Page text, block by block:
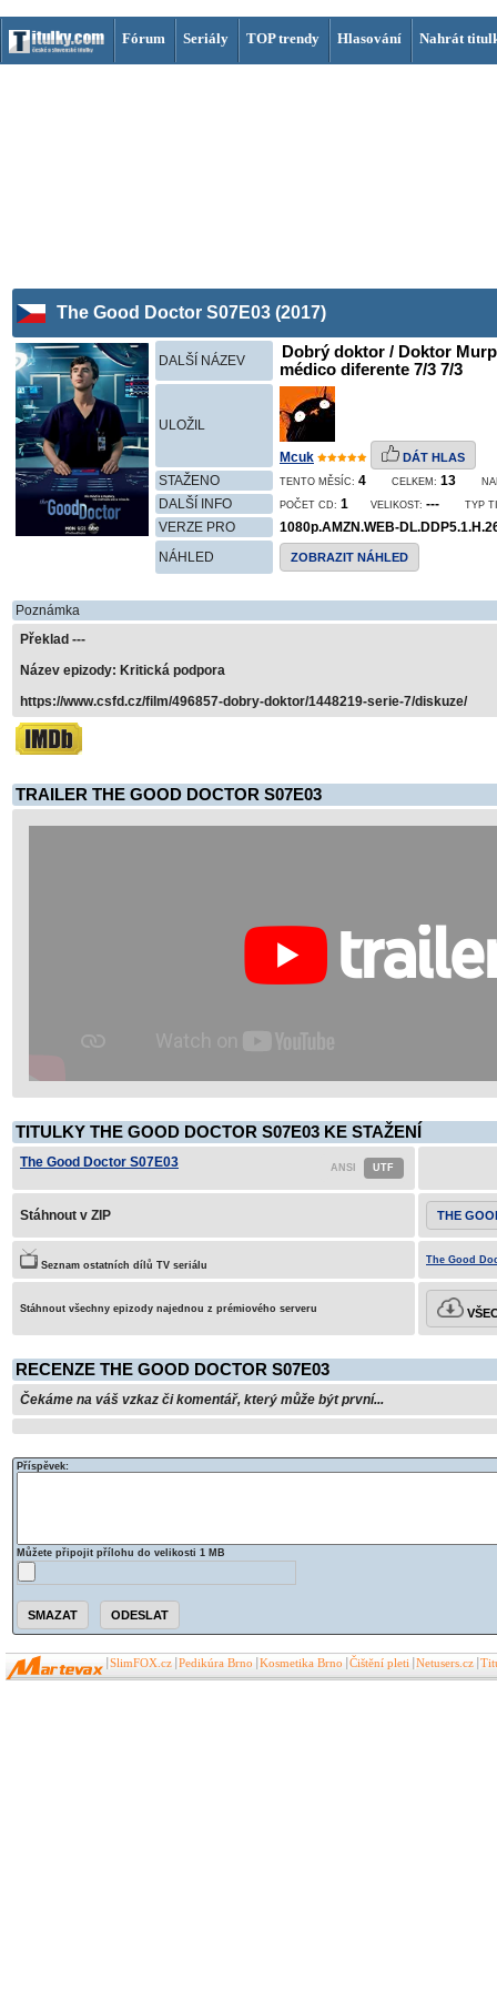
Fórum Seriály TOP trendy Hlasování Nahrát
The Good Doctor S07E03 (2017)
DALŠÍ NÁZEV
Dobrý doktor / Doktor
médico diferente 7/3 7/3
ULOŽIL
Mcuk DÁT HLAS
STAŽENO TENTO MĚSÍC: 4 CELKEM: 13
DALŠÍ INFO POČET CD: 1 VELIKOST: --- TYP
VERZE PRO
1080p.AMZN.WEB-
NÁHLED
ZOBRAZIT NÁHLED
Poznámka
Překlad ---
Název epizody: Kritická podpora
https://www.csfd.cz/film/496857-dobry-doktor/1448219-serie-7/diskuze/
TRAILER THE GOOD DOCTOR S07E03
TITULKY THE GOOD DOCTOR S07E03 KE STAŽENÍ
The Good Doctor S07E03
Stáhnout v ZIP THE
Seznam ostatních dílů TV seriálu The Good
Stáhnout všechny epizody najednou z prémiového serveru
RECENZE THE GOOD DOCTOR S07E03
Čekáme na váš vzkaz či komentář, který může být první...
Příspěvek:
Můžete připojit přílohu do velikosti 1 MB
SlimFOX.cz Pedikúra Brno Kosmetika Brno Čištění pleti Netusers.cz